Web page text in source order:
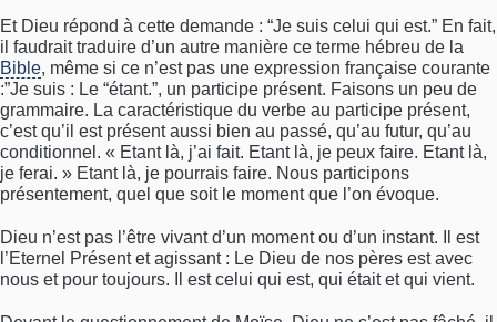
Et Dieu répond à cette demande : “Je suis celui qui est.” En fait,
il faudrait traduire d’un autre manière ce terme hébreu de la
Bible, même si ce n’est pas une expression française courante
:”Je suis : Le “étant.”, un participe présent. Faisons un peu de
grammaire. La caractéristique du verbe au participe présent,
c’est qu’il est présent aussi bien au passé, qu’au futur, qu’au
conditionnel. « Etant là, j’ai fait. Etant là, je peux faire. Etant là,
je ferai. » Etant là, je pourrais faire. Nous participons
présentement, quel que soit le moment que l’on évoque.
Dieu n’est pas l’être vivant d’un moment ou d’un instant. Il est
l’Eternel Présent et agissant : Le Dieu de nos pères est avec
nous et pour toujours. Il est celui qui est, qui était et qui vient.